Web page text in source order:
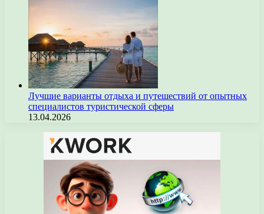
Лучшие варианты отдыха и путешествий от опытных
специалистов туристической сферы
13.04.2026